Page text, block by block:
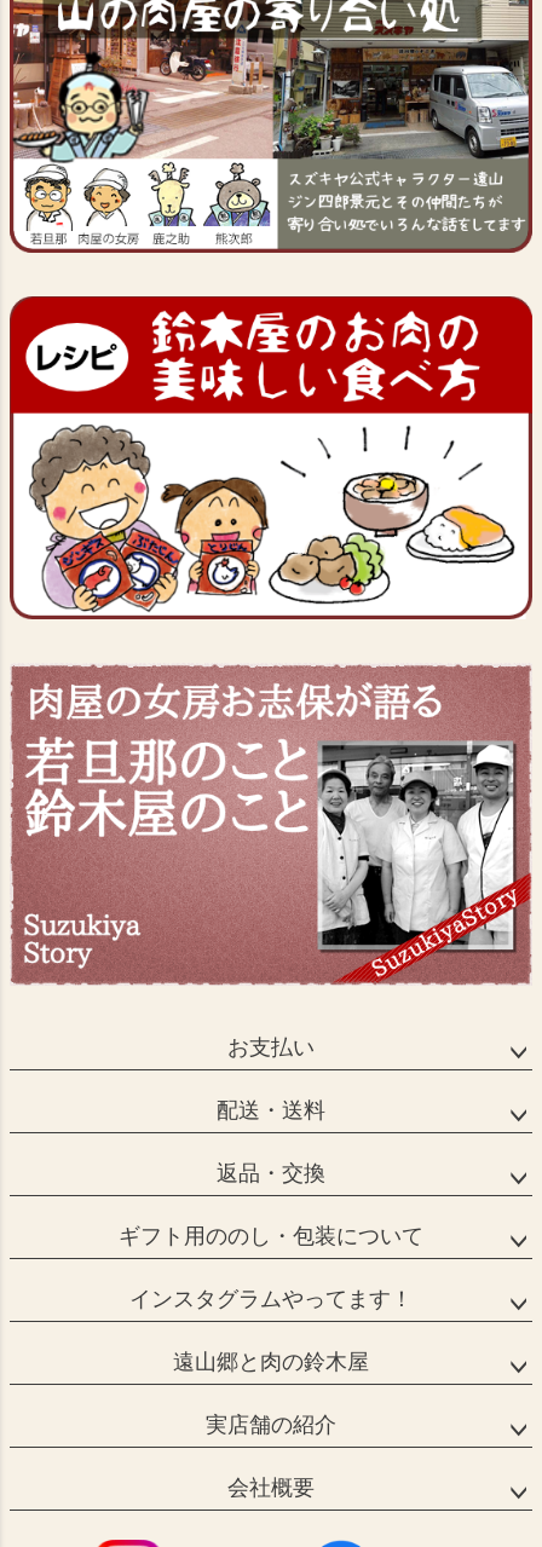
お支払い
配送・送料
返品・交換
ギフト用ののし・包装について
インスタグラムやってます！
遠山郷と肉の鈴木屋
実店舗の紹介
会社概要